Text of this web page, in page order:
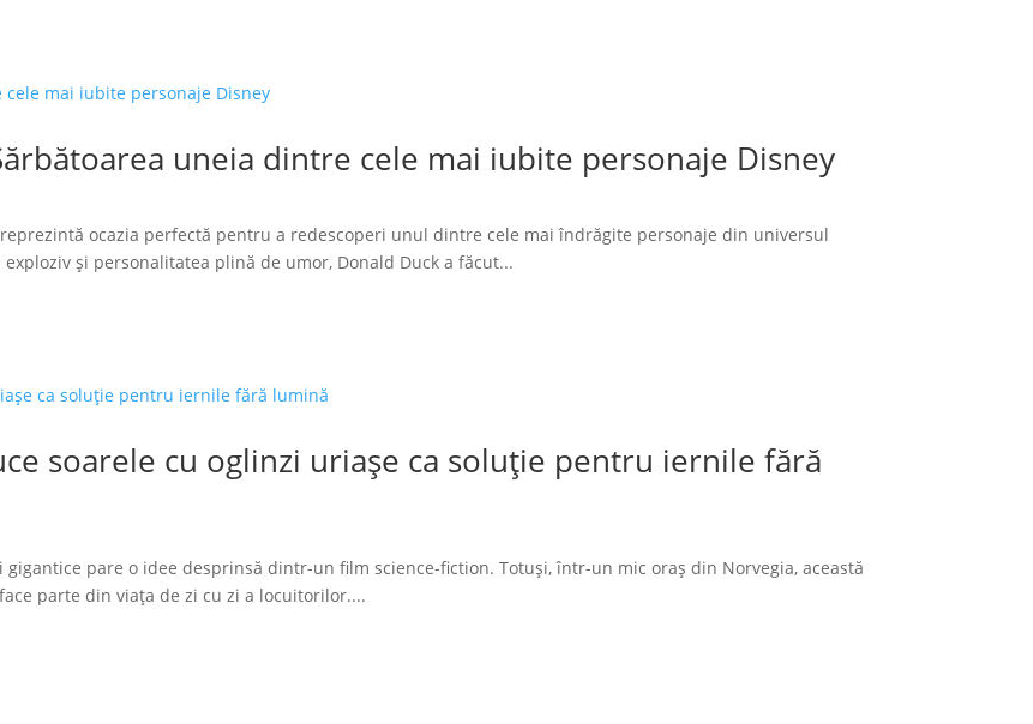
uneia dintre cele mai iubite personaje Disney
ocazia perfectă pentru a redescoperi unul dintre cele mai îndrăgite personaje din universul
și personalitatea plină de umor, Donald Duck a făcut...
soarele cu oglinzi uriașe ca soluție pentru iernile fără
pare o idee desprinsă dintr-un film science-fiction. Totuși, într-un mic oraș din Norvegia, această
parte din viața de zi cu zi a locuitorilor....